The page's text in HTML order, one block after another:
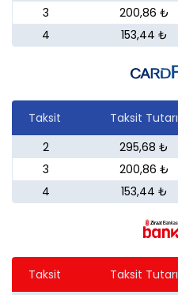
3
200,86 ₺
4
153,44 ₺
Taksit Taksit Tutarı
2
295,68 ₺
3
200,86 ₺
4
153,44 ₺
Taksit Taksit Tutarı